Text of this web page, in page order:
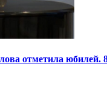
отметила юбилей.